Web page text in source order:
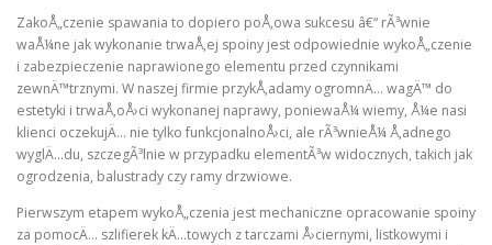
ZakoÅ„czenie spawania to dopiero poÅ‚owa sukcesu â€“ rÃ³wnie
waÅ¼ne jak wykonanie trwaÅ‚ej spoiny jest odpowiednie wykoÅ„czenie
i zabezpieczenie naprawionego elementu przed czynnikami
zewnÄ™trznymi. W naszej firmie przykÅ‚adamy ogromnÄ… wagÄ™ do
estetyki i trwaÅ‚oÅ›ci wykonanej naprawy, poniewaÅ¼ wiemy, Å¼e nasi
klienci oczekujÄ… nie tylko funkcjonalnoÅ›ci, ale rÃ³wnieÅ¼ Å‚adnego
wyglÄ…du, szczegÃ³lnie w przypadku elementÃ³w widocznych, takich jak
ogrodzenia, balustrady czy ramy drzwiowe.
Pierwszym etapem wykoÅ„czenia jest mechaniczne opracowanie spoiny
za pomocÄ… szlifierek kÄ…towych z tarczami Å›ciernymi, listkowymi i